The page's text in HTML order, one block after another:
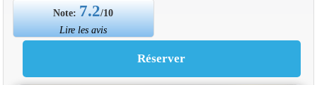
Note: 7.2/10
Lire les avis